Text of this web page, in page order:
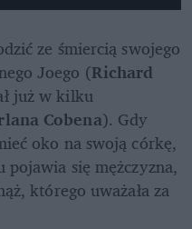
ze śmiercią swojego
Joego (Richard
, który występował już w kilku
Cobena). Gdy
oko na swoją córkę,
się mężczyzna,
którego uważała za